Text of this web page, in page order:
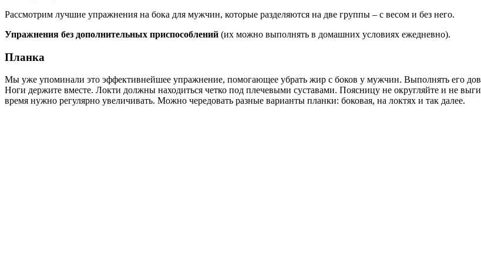
Рассмотрим лучшие упражнения на бока для мужчин, которые разделяются на две группы – с весом и без него.
Упражнения без дополнительных приспособлений (их можно выполнять в домашних условиях ежедневно).
Планка
Мы уже упоминали это эффективнейшее упражнение, помогающее убрать жир с боков у мужчин. Выполнять его
Ноги держите вместе. Локти должны находиться четко под плечевыми суставами. Поясницу не округляйте и не
время нужно регулярно увеличивать. Можно чередовать разные варианты планки: боковая, на локтях и так далее.